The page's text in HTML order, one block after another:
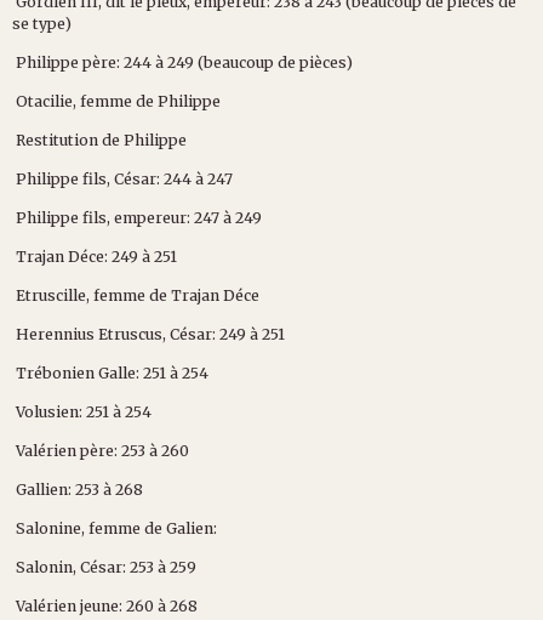
se type)
Philippe père: 244 à 249 (beaucoup de pièces)
Otacilie, femme de Philippe
Restitution de Philippe
Philippe fils, César: 244 à 247
Philippe fils, empereur: 247 à 249
Trajan Déce: 249 à 251
Etruscille, femme de Trajan Déce
Herennius Etruscus, César: 249 à 251
Trébonien Galle: 251 à 254
Volusien: 251 à 254
Valérien père: 253 à 260
Gallien: 253 à 268
Salonine, femme de Galien:
Salonin, César: 253 à 259
Valérien jeune: 260 à 268